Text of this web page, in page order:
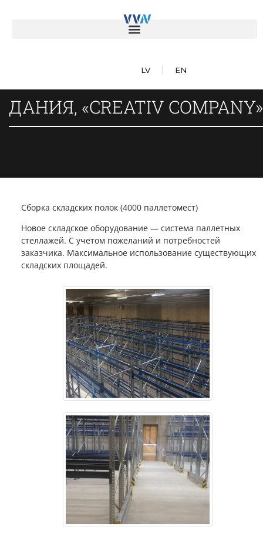
LV EN
ДАНИЯ, «CREATIV COMPANY»
Сборка складских полок (4000 паллетомест)
Новое складское оборудование — система паллетных
стеллажей. С учетом пожеланий и потребностей
заказчика. Максимальное использование существующих
складских площадей.